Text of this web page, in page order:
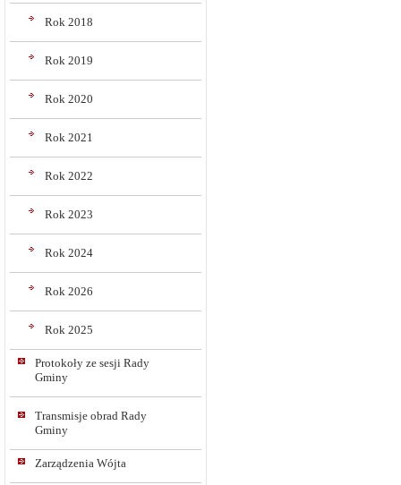
Rok 2018
Rok 2019
Rok 2020
Rok 2021
Rok 2022
Rok 2023
Rok 2024
Rok 2026
Rok 2025
Protokoły ze sesji Rady
Gminy
Transmisje obrad Rady
Gminy
Zarządzenia Wójta